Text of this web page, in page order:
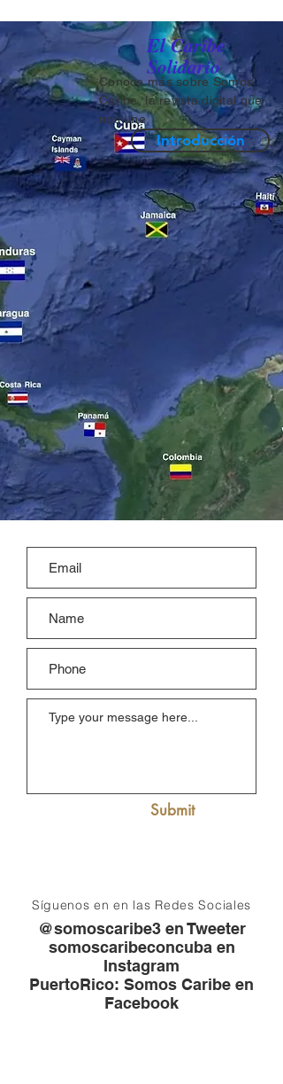
El Caribe
Solidario
Conoce más sobre Somos
Caribe, la revista digital que
nos une.
Introducción
Síguenos en en las Redes Sociales
@somoscaribe3 en Tweeter
somoscaribeconcuba en
Instagram
PuertoRico: Somos Caribe en
Facebook
Submit